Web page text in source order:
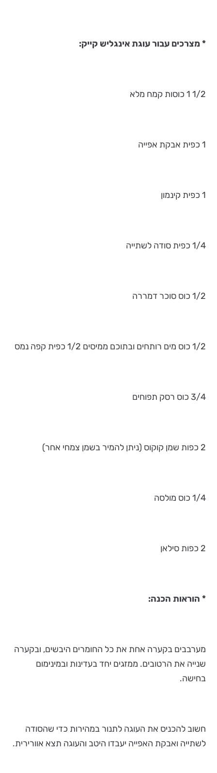
* מצרכים עבור עוגת אינגליש קייק:
1/2 1 כוסות קמח מלא
1 כפית אבקת אפייה
1 כפית קינמון
1/4 כפית סודה לשתייה
1/2 כוס סוכר דמררה
1/2 כוס מים רותחים ובתוכם ממיסים 1/2 כפית קפה נמס
3/4 כוס רסק תפוחים
2 כפות שמן קוקוס (ניתן להמיר בשמן צמחי אחר)
1/4 כוס מולסה
2 כפות סילאן
* הוראות הכנה:
מערבבים בקערה אחת את כל החומרים היבשים, ובקערה
שנייה את הרטובים. ממזגים יחד בעדינות ובמינימום
בחישה.
חשוב להכניס את העוגה לתנור במהירות כדי שהסודה
לשתייה ואבקת האפייה יעבדו היטב והעוגה תצא אוורירית.